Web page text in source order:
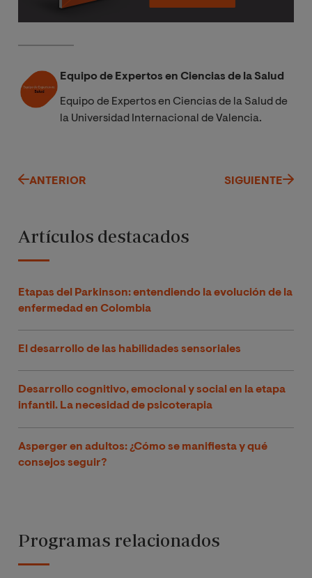
Equipo de Expertos en Ciencias de la Salud
Equipo de Expertos en Ciencias de la Salud de
la Universidad Internacional de Valencia.
ANTERIOR SIGUIENTE
Artículos destacados
Etapas del Parkinson: entendiendo la evolución de la
enfermedad en Colombia
El desarrollo de las habilidades sensoriales
Desarrollo cognitivo, emocional y social en la etapa
infantil. La necesidad de psicoterapia
Asperger en adultos: ¿Cómo se manifiesta y qué
consejos seguir?
Programas relacionados